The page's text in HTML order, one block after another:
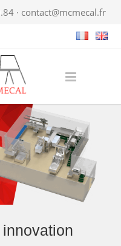
· contact@mcmecal.fr